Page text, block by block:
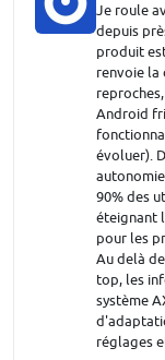
Je roule
depuis
produit
renvoie la
Android
évoluer).
90% des
éteignant
pour les
Au delà
top, les
système
réglages